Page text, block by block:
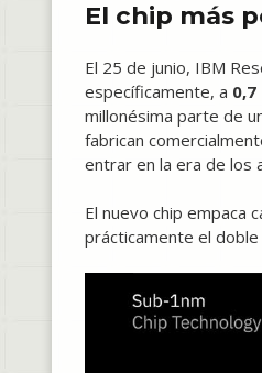
El chip más
El 25 de junio, IBM
específicamente, a
millonésima parte de
fabrican
entrar en la era de los
El nuevo chip empaca
prácticamente el